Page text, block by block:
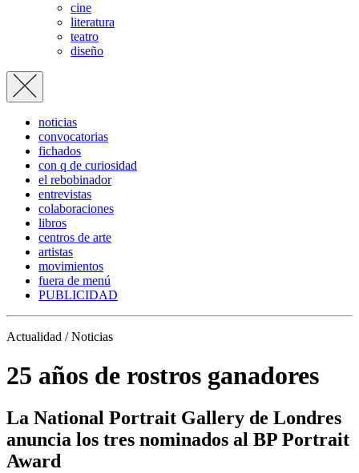
cine
literatura
teatro
diseño
noticias
convocatorias
fichados
con q de curiosidad
el rebobinador
entrevistas
colaboraciones
libros
centros de arte
artistas
movimientos
fuera de menú
PUBLICIDAD
Actualidad / Noticias
25 años de rostros ganadores
La National Portrait Gallery de Londres
anuncia los tres nominados al BP Portrait
Award